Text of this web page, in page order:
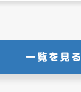
一覧を見る